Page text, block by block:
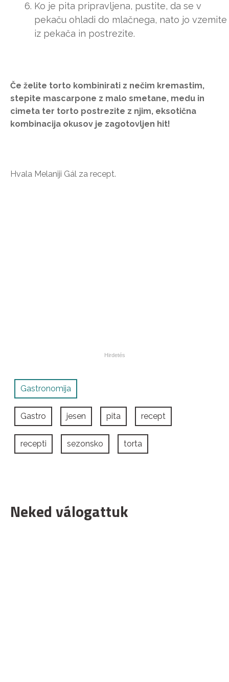
Ko je pita pripravljena, pustite, da se v
pekaču ohladi do mlačnega, nato jo vzemite
iz pekača in postrezite.
Če želite torto kombinirati z nečim kremastim,
stepite mascarpone z malo smetane, medu in
cimeta ter torto postrezite z njim, eksotična
kombinacija okusov je zagotovljen hit!
Hvala Melaniji Gál za recept.
Gastronomija
Gastro jesen pita recept
recepti sezonsko torta
Neked válogattuk